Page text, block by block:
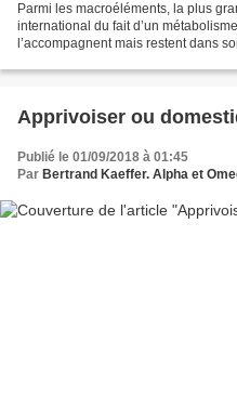
Parmi les macroéléments, la plus
international du fait d’un
l’accompagnent mais restent dans
Apprivoiser ou
Publié le 01/09/2018 à 01:45
Par Bertrand Kaeffer. Alpha et